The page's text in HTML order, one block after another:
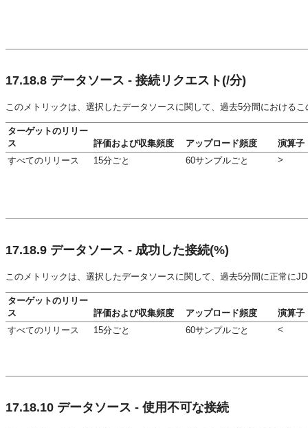
17.18.8 データソース - 接続リクエスト(/分)
このメトリックは、選択したデータソースに関して、過去5分間における
ターゲットのリリー
ス
評価および収集頻度 アップロード頻度
演算子
すべてのリリース
15分ごと 60サンプルごと >
17.18.9 データソース - 成功した接続(%)
このメトリックは、選択したデータソースに関して、過去5分間に正常に
ターゲットのリリー
ス
評価および収集頻度 アップロード頻度
演算子
すべてのリリース
15分ごと 60サンプルごと <
17.18.10 データソース - 使用不可な接続